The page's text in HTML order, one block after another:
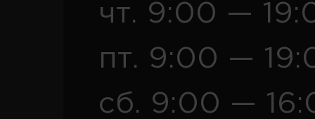
чт. 9:00 —
пт. 9:00 —
сб. 9:00 —